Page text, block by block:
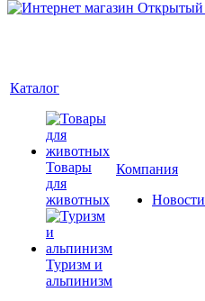
Каталог
Товары
для
животных
Туризм и
альпинизм
Компания
Новости